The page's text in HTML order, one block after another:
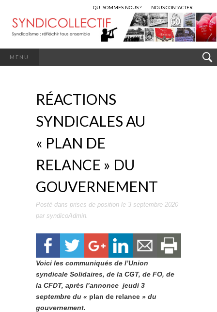
QUI SOMMES-NOUS ? NOUS CONTACTER
MENU
RÉACTIONS
SYNDICALES AU
« PLAN DE
RELANCE » DU
GOUVERNEMENT
Posté dans prises de position le 3 septembre 2020
par syndicoAdmin.
Voici les communiqués de l’Union
syndicale Solidaires, de la CGT, de FO, de
la CFDT, après l’annonce jeudi 3
septembre du « plan de relance » du
gouvernement.